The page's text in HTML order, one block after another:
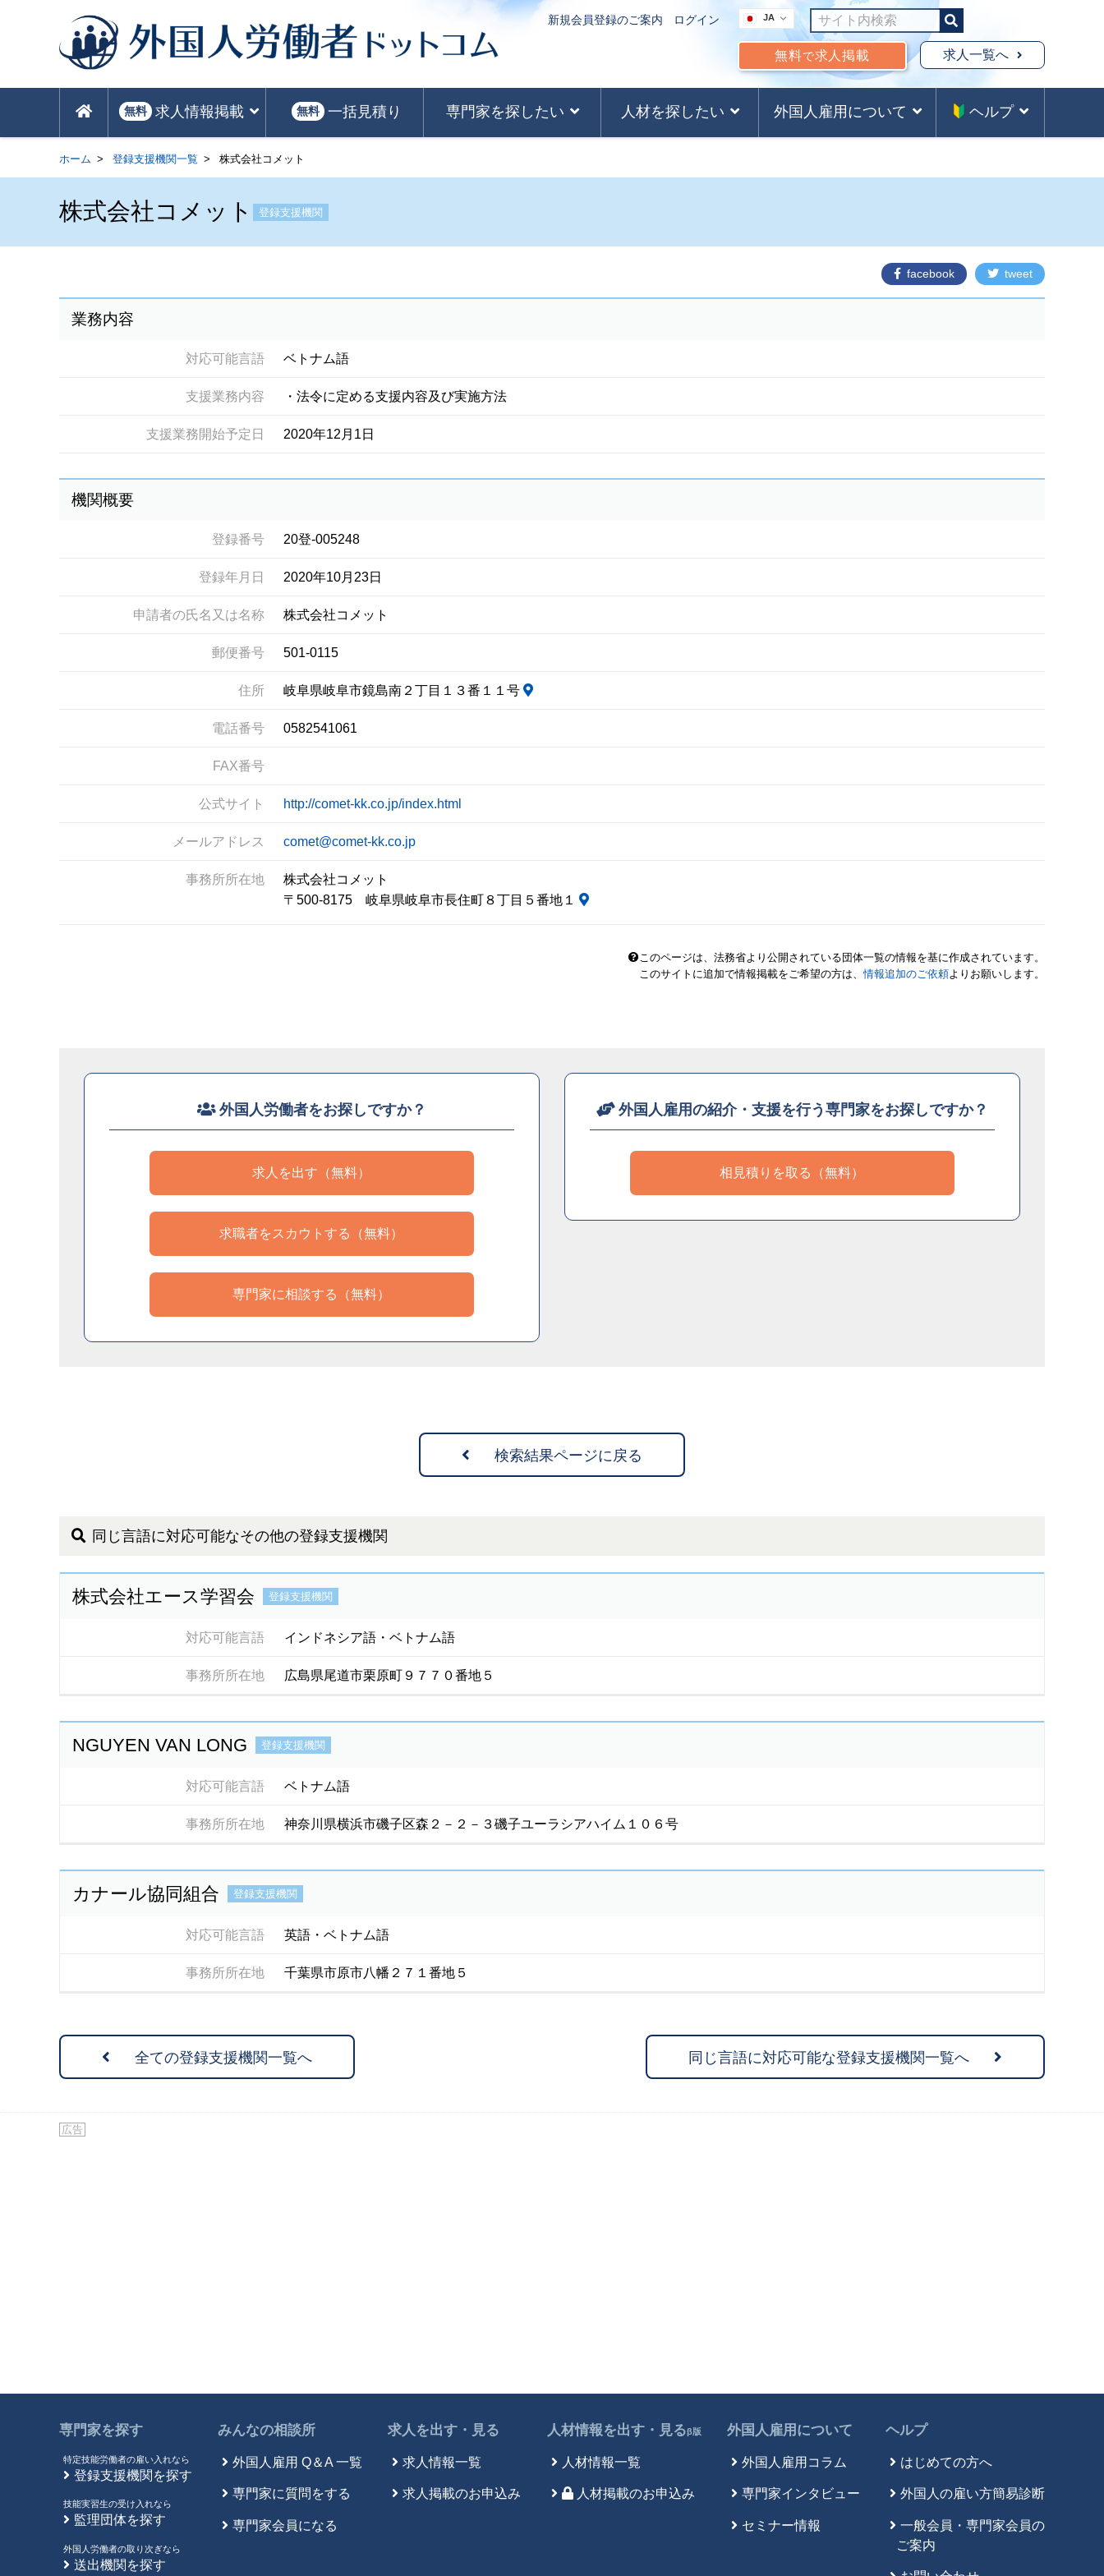
新規会員登録のご案内 ログイン JA
無料で求人掲載 求人一覧へ
無料 求人情報掲載 無料 一括見積り 専門家を探したい 人材を探したい 外国人雇用について ヘルプ
ホーム 登録支援機関一覧 株式会社コメット
株式会社コメット 登録支援機関
facebook tweet
業務内容
対応可能言語 ベトナム語
支援業務内容 ・法令に定める支援内容及び実施方法
支援業務開始予定日 2020年12月1日
機関概要
登録番号 20登-005248
登録年月日 2020年10月23日
申請者の氏名又は名称 株式会社コメット
郵便番号 501-0115
住所 岐阜県岐阜市鏡島南２丁目１３番１１号
電話番号 0582541061
FAX番号
公式サイト http://comet-kk.co.jp/index.html
メールアドレス comet@comet-kk.co.jp
事務所所在地
株式会社コメット
〒500-8175 岐阜県岐阜市長住町８丁目５番地１
このページは、法務省より公開されている団体一覧の情報を基に作成されています。
このサイトに追加で情報掲載をご希望の方は、情報追加のご依頼よりお願いします。
外国人労働者をお探しですか？
求人を出す（無料）
求職者をスカウトする（無料）
専門家に相談する（無料）
外国人雇用の紹介・支援を行う専門家をお探しですか？
相見積りを取る（無料）
検索結果ページに戻る
同じ言語に対応可能なその他の登録支援機関
株式会社エース学習会 登録支援機関
対応可能言語 インドネシア語・ベトナム語
事務所所在地 広島県尾道市栗原町９７７０番地５
NGUYEN VAN LONG 登録支援機関
対応可能言語 ベトナム語
事務所所在地 神奈川県横浜市磯子区森２－２－３磯子ユーラシアハイム１０６号
カナール協同組合 登録支援機関
対応可能言語 英語・ベトナム語
事務所所在地 千葉県市原市八幡２７１番地５
全ての登録支援機関一覧へ 同じ言語に対応可能な登録支援機関一覧へ
広告
専門家を探す
特定技能労働者の雇い入れなら
登録支援機関を探す
技能実習生の受け入れなら
監理団体を探す
外国人労働者の取り次ぎなら
送出機関を探す
みんなの相談所
外国人雇用 Q＆A 一覧
専門家に質問をする
専門家会員になる
求人を出す・見る
求人情報一覧
求人掲載のお申込み
人材情報を出す・見るβ版
人材情報一覧
人材掲載のお申込み
外国人雇用について
外国人雇用コラム
専門家インタビュー
セミナー情報
ヘルプ
はじめての方へ
外国人の雇い方簡易診断
一般会員・専門家会員の
ご案内